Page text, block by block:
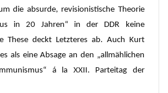
die absurde, revisionistische Theorie
in 20 Jahren“ in der DDR keine
These deckt Letzteres ab. Auch Kurt
als eine Absage an den „allmählichen
á la XXII. Parteitag der